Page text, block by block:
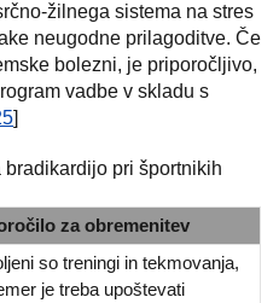
žilnega sistema na stres
neugodne prilagoditve. Če
bolezni, je priporočljivo,
vadbe v skladu s
]
pri športnikih
za obremenitev
so treningi in tekmovanja,
je treba upoštevati